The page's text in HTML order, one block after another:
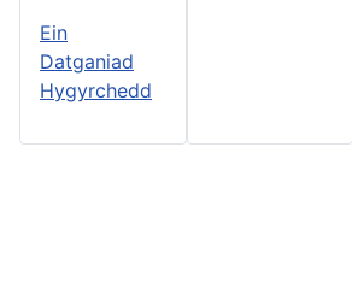
Ein
Datganiad
Hygyrchedd